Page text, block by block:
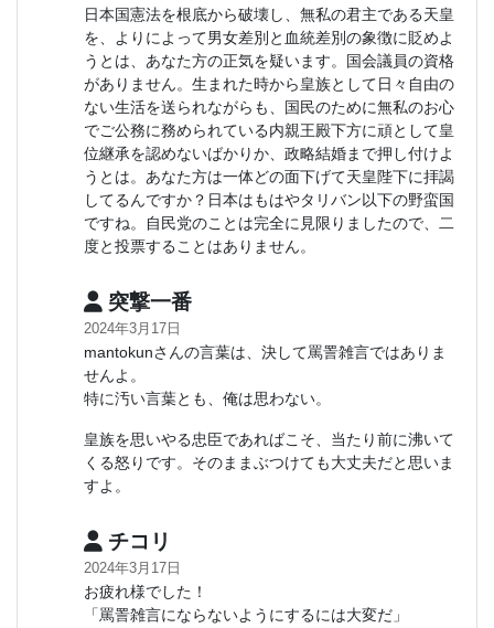
日本国憲法を根底から破壊し、無私の君主である天皇
を、よりによって男女差別と血統差別の象徴に貶めよ
うとは、あなた方の正気を疑います。国会議員の資格
がありません。生まれた時から皇族として日々自由の
ない生活を送られながらも、国民のために無私のお心
でご公務に務められている内親王殿下方に頑として皇
位継承を認めないばかりか、政略結婚まで押し付けよ
うとは。あなた方は一体どの面下げて天皇陛下に拝謁
してるんですか？日本はもはやタリバン以下の野蛮国
ですね。自民党のことは完全に見限りましたので、二
度と投票することはありません。
突撃一番
2024年3月17日
mantokunさんの言葉は、決して罵詈雑言ではありま
せんよ。
特に汚い言葉とも、俺は思わない。
皇族を思いやる忠臣であればこそ、当たり前に沸いて
くる怒りです。そのままぶつけても大丈夫だと思いま
すよ。
チコリ
2024年3月17日
お疲れ様でした！
「罵詈雑言にならないようにするには大変だ」